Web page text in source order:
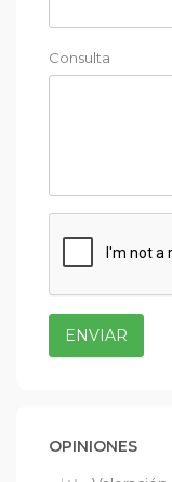
Consulta
ENVIAR
OPINIONES